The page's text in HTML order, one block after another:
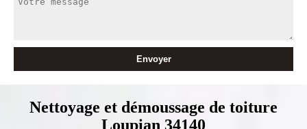
Nettoyage et démoussage de toiture
Loupian 34140